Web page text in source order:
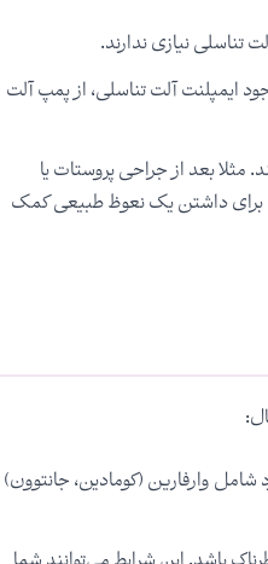
تناسلی نیازی ندارند.
ایمپلنت آلت تناسلی، از پمپ آلت
بعد از جراحی پروستات یا
برای داشتن یک نعوظ طبیعی کمک
وارفارین (کومادین، جانتوون)